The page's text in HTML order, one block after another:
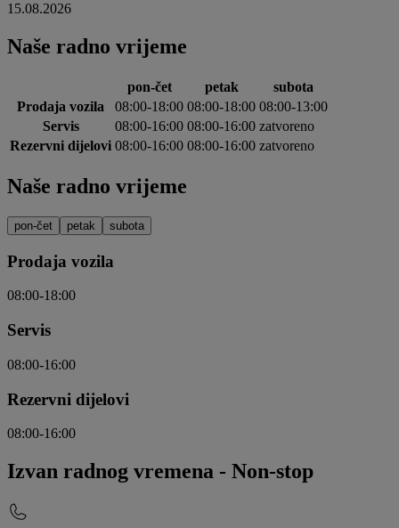
15.08.2026
Naše radno vrijeme
pon-čet petak
subota
Prodaja vozila
08:00-18:00 08:00-18:00 08:00-13:00
Servis
08:00-16:00 08:00-16:00 zatvoreno
Rezervni dijelovi 08:00-16:00 08:00-16:00 zatvoreno
Naše radno vrijeme
pon-čet petak subota
Prodaja vozila
08:00-18:00
Servis
08:00-16:00
Rezervni dijelovi
08:00-16:00
Izvan radnog vremena - Non-stop